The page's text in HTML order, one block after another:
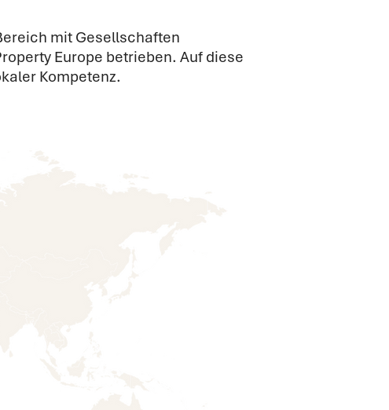
mit Gesellschaften
Europe betrieben. Auf diese
Kompetenz.